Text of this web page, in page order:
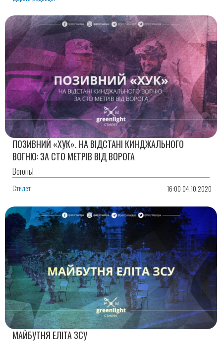
ПОЗИВНИЙ «ХУК». НА ВІДСТАНІ КИНДЖАЛЬНОГО
ВОГНЮ: ЗА СТО МЕТРІВ ВІД ВОРОГА
Вогонь!
Стилет 16:00 04.10.2020
МАЙБУТНЯ ЕЛІТА ЗСУ